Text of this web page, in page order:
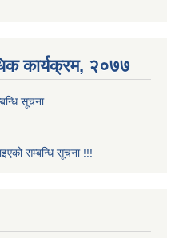
कार्यक्रम, २०७७
सूचना
सम्बन्धि सूचना !!!